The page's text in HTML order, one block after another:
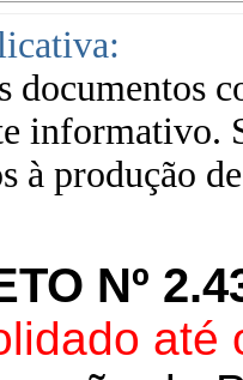
documentos
informativo.
à produção
Nº
até